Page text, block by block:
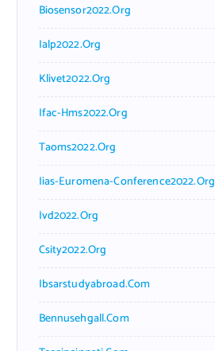
Biosensor2022.org
Ialp2022.org
Klivet2022.org
Ifac-Hms2022.org
Taoms2022.org
Iias-Euromena-Conference2022.org
Ivd2022.org
Csity2022.org
Ibsarstudyabroad.com
Bennusehgall.com